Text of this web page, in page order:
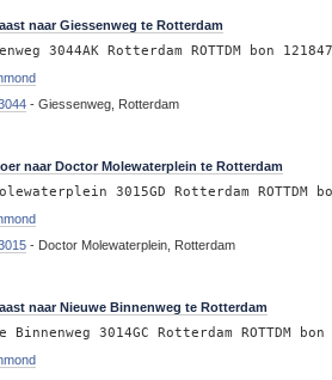
naar Giessenweg te Rotterdam
3044AK Rotterdam ROTTDM bon 121847
-Giessenweg, Rotterdam
naar Doctor Molewaterplein te Rotterdam
3015GD Rotterdam ROTTDM
- Doctor Molewaterplein, Rotterdam
naar Nieuwe Binnenweg te Rotterdam
Binnenweg 3014GC Rotterdam ROTTDM bon